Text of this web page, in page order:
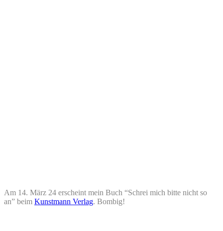
Am 14. März 24 erscheint mein Buch “Schrei mich bitte nicht so
an” beim Kunstmann Verlag. Bombig!